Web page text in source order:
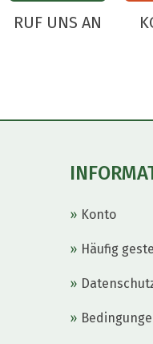
RUF UNS AN
Konto
Häufig